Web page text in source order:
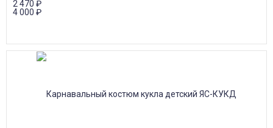
2 470 ₽
4 000 ₽